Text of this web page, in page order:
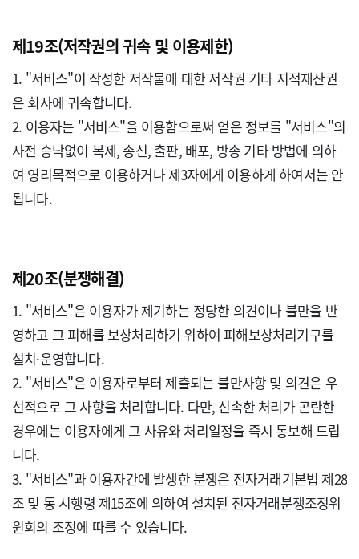
제19조(저작권의 귀속 및 이용제한)
1. "서비스"이 작성한 저작물에 대한 저작권 기타 지적재산권
은 회사에 귀속합니다.
2. 이용자는 "서비스"을 이용함으로써 얻은 정보를 "서비스"의
사전 승낙없이 복제, 송신, 출판, 배포, 방송 기타 방법에 의하
여 영리목적으로 이용하거나 제3자에게 이용하게 하여서는 안
됩니다.
제20조(분쟁해결)
1. "서비스"은 이용자가 제기하는 정당한 의견이나 불만을 반
영하고 그 피해를 보상처리하기 위하여 피해보상처리기구를
설치·운영합니다.
2. "서비스"은 이용자로부터 제출되는 불만사항 및 의견은 우
선적으로 그 사항을 처리합니다. 다만, 신속한 처리가 곤란한
경우에는 이용자에게 그 사유와 처리일정을 즉시 통보해 드립
니다.
3. "서비스"과 이용자간에 발생한 분쟁은 전자거래기본법 제28
조 및 동 시행령 제15조에 의하여 설치된 전자거래분쟁조정위
원회의 조정에 따를 수 있습니다.